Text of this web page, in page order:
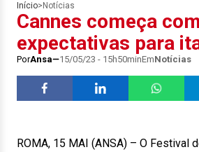
Início> Notícias
Cannes começa
expectativas para
PorAnsa 15/05/23 - 15h50minEmNotícias
ROMA, 15 MAI (ANSA) – O Festival